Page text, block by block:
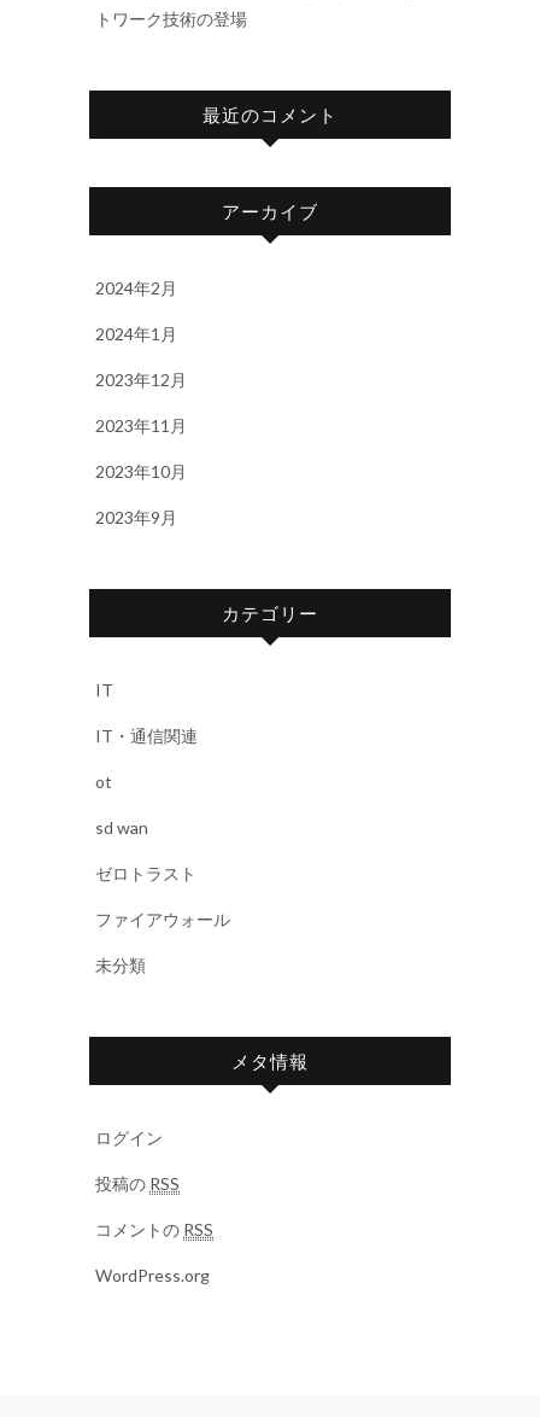
トワーク技術の登場
最近のコメント
アーカイブ
2024年2月
2024年1月
2023年12月
2023年11月
2023年10月
2023年9月
カテゴリー
IT
IT・通信関連
ot
sd wan
ゼロトラスト
ファイアウォール
未分類
メタ情報
ログイン
投稿の RSS
コメントの RSS
WordPress.org